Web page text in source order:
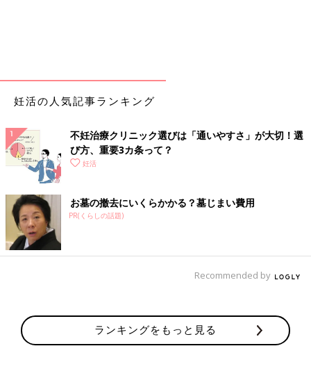
妊活の人気記事ランキング
不妊治療クリニック選びは「通いやすさ」が大切！選
び方、重要3カ条って？
妊活
お墓の撤去にいくらかかる？墓じまい費用
PR(くらしの話題)
Recommended by
ランキングをもっと見る